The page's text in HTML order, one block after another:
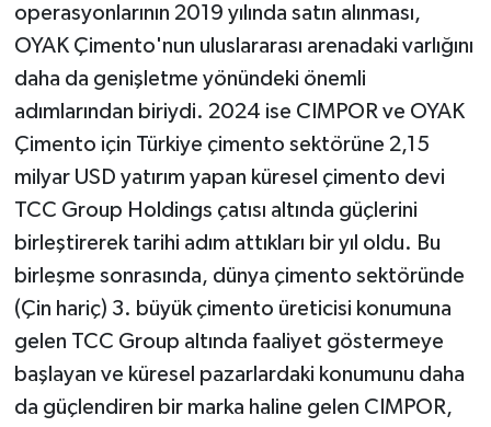
operasyonlarının 2019 yılında satın alınması,
OYAK Çimento'nun uluslararası arenadaki varlığını
daha da genişletme yönündeki önemli
adımlarından biriydi. 2024 ise CIMPOR ve OYAK
Çimento için Türkiye çimento sektörüne 2,15
milyar USD yatırım yapan küresel çimento devi
TCC Group Holdings çatısı altında güçlerini
birleştirerek tarihi adım attıkları bir yıl oldu. Bu
birleşme sonrasında, dünya çimento sektöründe
(Çin hariç) 3. büyük çimento üreticisi konumuna
gelen TCC Group altında faaliyet göstermeye
başlayan ve küresel pazarlardaki konumunu daha
da güçlendiren bir marka haline gelen CIMPOR,